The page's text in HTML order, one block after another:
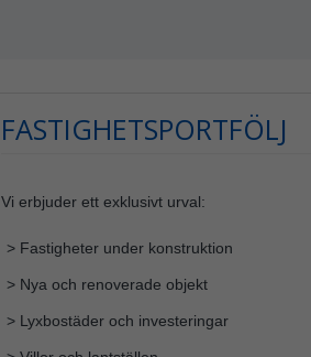
FASTIGHETSPORTFÖLJ
Vi erbjuder ett exklusivt urval:
> Fastigheter under konstruktion
> Nya och renoverade objekt
> Lyxbostäder och investeringar